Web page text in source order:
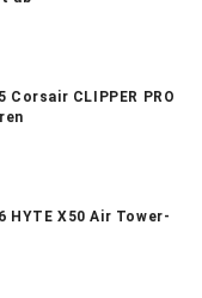
CLIPPER PRO
X50 Air Tower-